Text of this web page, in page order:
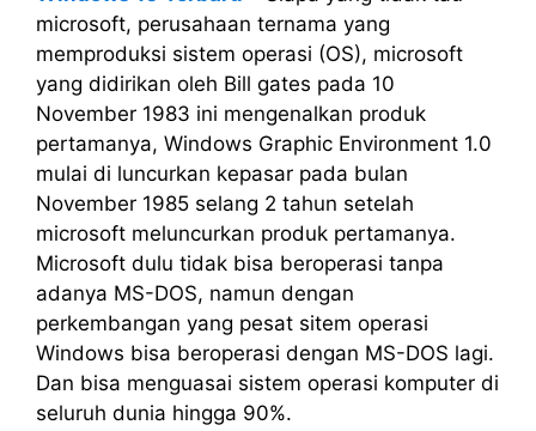
microsoft, perusahaan ternama yang
memproduksi sistem operasi (OS), microsoft
yang didirikan oleh Bill gates pada 10
November 1983 ini mengenalkan produk
pertamanya, Windows Graphic Environment 1.0
mulai di luncurkan kepasar pada bulan
November 1985 selang 2 tahun setelah
microsoft meluncurkan produk pertamanya.
Microsoft dulu tidak bisa beroperasi tanpa
adanya MS-DOS, namun dengan
perkembangan yang pesat sitem operasi
Windows bisa beroperasi dengan MS-DOS lagi.
Dan bisa menguasai sistem operasi komputer di
seluruh dunia hingga 90%.